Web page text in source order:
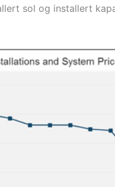
sol og installert